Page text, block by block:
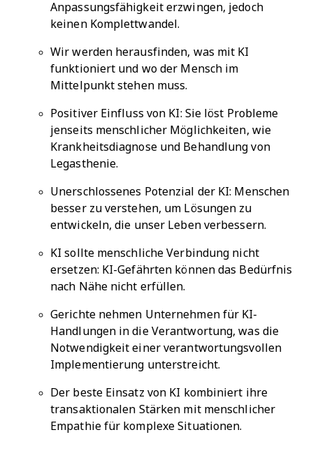
Anpassungsfähigkeit erzwingen, jedoch
keinen Komplettwandel.
Wir werden herausfinden, was mit KI
funktioniert und wo der Mensch im
Mittelpunkt stehen muss.
Positiver Einfluss von KI: Sie löst Probleme
jenseits menschlicher Möglichkeiten, wie
Krankheitsdiagnose und Behandlung von
Legasthenie.
Unerschlossenes Potenzial der KI: Menschen
besser zu verstehen, um Lösungen zu
entwickeln, die unser Leben verbessern.
KI sollte menschliche Verbindung nicht
ersetzen: KI-Gefährten können das Bedürfnis
nach Nähe nicht erfüllen.
Gerichte nehmen Unternehmen für KI-
Handlungen in die Verantwortung, was die
Notwendigkeit einer verantwortungsvollen
Implementierung unterstreicht.
Der beste Einsatz von KI kombiniert ihre
transaktionalen Stärken mit menschlicher
Empathie für komplexe Situationen.